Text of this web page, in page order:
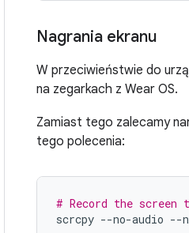
Nagrania ekranu
W przeciwieństwie do
na zegarkach z Wear OS.
Zamiast tego zalecamy
tego polecenia:
# Record the screen
scrcpy --no-audio --